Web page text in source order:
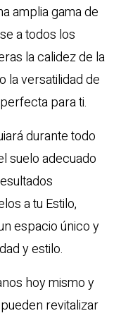
amplia gama de
a todos los
la calidez de la
la versatilidad de
para ti.
durante todo
suelo adecuado
a tu Estilo,
espacio único y
y estilo.
hoy mismo y
revitalizar